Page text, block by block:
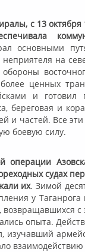
с 13 октября
основными
на
ценных
и
береговая и
и частей. Все
боевую силу.
операции
судах
их. Зимой
у
возвращавшихся
опыта.